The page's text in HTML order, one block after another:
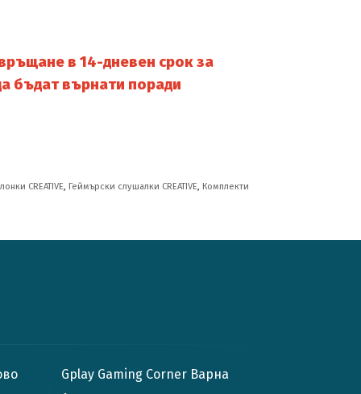
в 14-дневен срок за
бъдат върнати поради
CREATIVE, Геймърски слушалки CREATIVE, Комплекти
Gplay Gaming Corner Варна